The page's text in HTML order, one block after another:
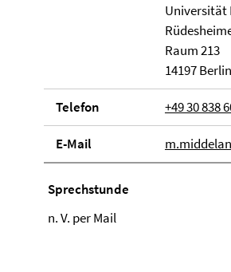
Universität
Raum 213
14197 Berlin
Telefon +49 30 838
E-Mail
Sprechstunde
n. V. per Mail